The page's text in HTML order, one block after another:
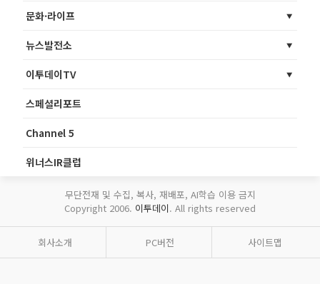
문화·라이프
뉴스발전소
이투데이TV
스페셜리포트
Channel 5
위너스IR클럽
무단전재 및 수집, 복사, 재배포, AI학습 이용 금지
Copyright 2006. 이투데이. All rights reserved
회사소개 PC버전 사이트맵